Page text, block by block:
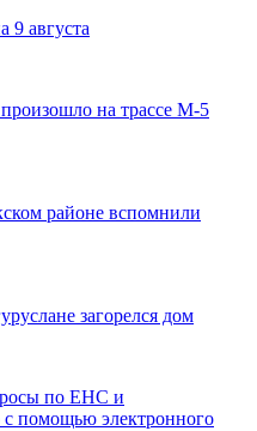
9 августа
на трассе М-5
районе вспомнили
загорелся дом
по ЕНС и
с помощью электронного